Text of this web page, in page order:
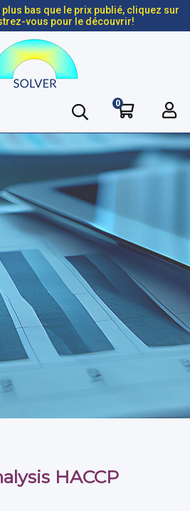
bas que le prix publié, cliquez sur
vous pour le découvrir!
0
HACCP